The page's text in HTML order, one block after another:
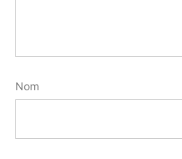
Nom